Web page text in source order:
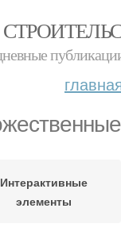
Интерактивные
элементы